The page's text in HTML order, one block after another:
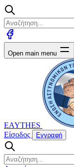
Open main menu
EAYTHES
Είσοδος
Εγγραφή